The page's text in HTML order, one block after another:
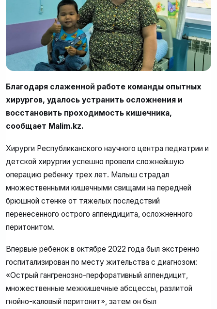
Благодаря слаженной работе команды опытных
хирургов, удалось устранить осложнения и
восстановить проходимость кишечника,
сообщает Malim.kz.
Хирурги Республиканского научного центра педиатрии и
детской хирургии успешно провели сложнейшую
операцию ребенку трех лет. Малыш страдал
множественными кишечными свищами на передней
брюшной стенке от тяжелых последствий
перенесенного острого аппендицита, осложненного
перитонитом.
Впервые ребенок в октябре 2022 года был экстренно
госпитализирован по месту жительства с диагнозом:
«Острый гангренозно-перфоративный аппендицит,
множественные межкишечные абсцессы, разлитой
гнойно-каловый перитонит», затем он был